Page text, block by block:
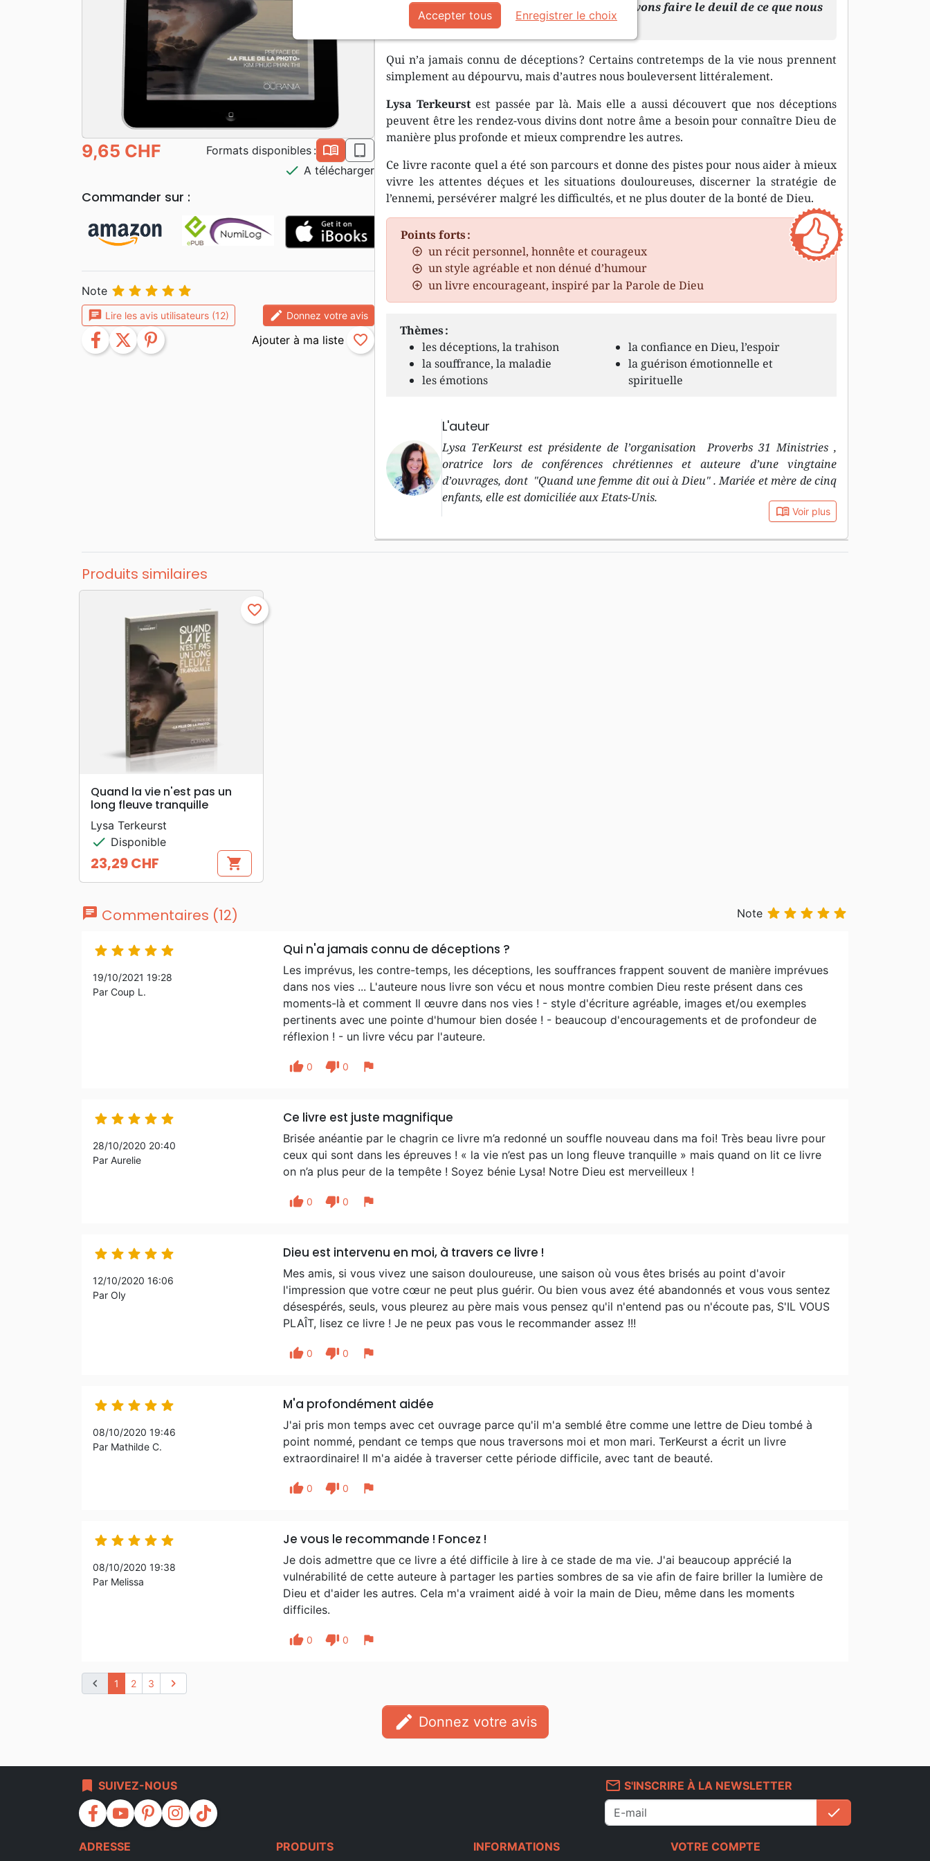
Parfois, pour renaître à la vie, nous devons faire le deuil de ce que nous
en espérions.
Qui n’a jamais connu de déceptions ? Certains contretemps de la vie nous prennent
simplement au dépourvu, mais d’autres nous bouleversent littéralement.
Lysa Terkeurstest passée par là. Mais elle a aussi découvert que nos déceptions
peuvent être les rendez-vous divins dont notre âme a besoin pour connaître Dieu de
manière plus profonde et mieux comprendre les autres.
Ce livre raconte quel a été son parcours et donne des pistes pour nous aider à mieux
vivre les attentes déçues et les situations douloureuses, discerner la stratégie de
l’ennemi, persévérer malgré les difficultés, et ne plus douter de la bonté de Dieu.
Points forts :
un récit personnel, honnête et courageux
un style agréable et non dénué d’humour
un livre encourageant, inspiré par la Parole de Dieu
Thèmes :
les déceptions, la trahison
la souffrance, la maladie
les émotions
la confiance en Dieu, l’espoir
la guérison émotionnelle et
spirituelle
L'auteur
Lysa TerKeurst est présidente de l’organisation Proverbs 31 Ministries ,
oratrice lors de conférences chrétiennes et auteure d’une vingtaine
d’ouvrages, dont "Quand une femme dit oui à Dieu" . Mariée et mère de cinq
enfants, elle est domiciliée aux Etats-Unis.
book_open Voir plus
9,65 CHF Formats disponibles : book_open
epub
check A télécharger
Commander sur :
Note     
chat Lire les avis utilisateurs (12) edit Donnez votre avis
facebook twitter pinterest favorite_border
Produits similaires
search APERÇU RAPIDE
favorite_border
Quand la vie n'est pas un
long fleuve tranquille
Lysa Terkeurst
check Disponible
Prix
23,29 CHF shopping_cart
chat Commentaires (12) Note     
    
19/10/2021 19:28
Par Coup L.
Qui n'a jamais connu de déceptions ?
Les imprévus, les contre-temps, les déceptions, les souffrances frappent souvent de manière imprévues
dans nos vies ... L'auteure nous livre son vécu et nous montre combien Dieu reste présent dans ces
moments-là et comment Il œuvre dans nos vies ! - style d'écriture agréable, images et/ou exemples
pertinents avec une pointe d'humour bien dosée ! - beaucoup d'encouragements et de profondeur de
réflexion ! - un livre vécu par l'auteure.
thumb_up 0 thumb_down 0 flag
    
28/10/2020 20:40
Par Aurelie
Ce livre est juste magnifique
Brisée anéantie par le chagrin ce livre m’a redonné un souffle nouveau dans ma foi! Très beau livre pour
ceux qui sont dans les épreuves ! « la vie n’est pas un long fleuve tranquille » mais quand on lit ce livre
on n’a plus peur de la tempête ! Soyez bénie Lysa! Notre Dieu est merveilleux !
thumb_up 0 thumb_down 0 flag
    
12/10/2020 16:06
Par Oly
Dieu est intervenu en moi, à travers ce livre !
Mes amis, si vous vivez une saison douloureuse, une saison où vous êtes brisés au point d'avoir
l'impression que votre cœur ne peut plus guérir. Ou bien vous avez été abandonnés et vous vous sentez
désespérés, seuls, vous pleurez au père mais vous pensez qu'il n'entend pas ou n'écoute pas, S'IL VOUS
PLAÎT, lisez ce livre ! Je ne peux pas vous le recommander assez !!!
thumb_up 0 thumb_down 0 flag
    
08/10/2020 19:46
Par Mathilde C.
M'a profondément aidée
J'ai pris mon temps avec cet ouvrage parce qu'il m'a semblé être comme une lettre de Dieu tombé à
point nommé, pendant ce temps que nous traversons moi et mon mari. TerKeurst a écrit un livre
extraordinaire! Il m'a aidée à traverser cette période difficile, avec tant de beauté.
thumb_up 0 thumb_down 0 flag
    
08/10/2020 19:38
Par Melissa
Je vous le recommande ! Foncez !
Je dois admettre que ce livre a été difficile à lire à ce stade de ma vie. J'ai beaucoup apprécié la
vulnérabilité de cette auteure à partager les parties sombres de sa vie afin de faire briller la lumière de
Dieu et d'aider les autres. Cela m'a vraiment aidé à voir la main de Dieu, même dans les moments
difficiles.
thumb_up 0 thumb_down 0 flag
chevron_left 1 2 3 chevron_right
edit Donnez votre avis
bookmark SUIVEZ-NOUS
facebook youtube pinterest instagram tiktok
mail_outline S'INSCRIRE À LA NEWSLETTER
check
ADRESSE PRODUITS INFORMATIONS VOTRE COMPTE
Accepter tous Enregistrer le choix